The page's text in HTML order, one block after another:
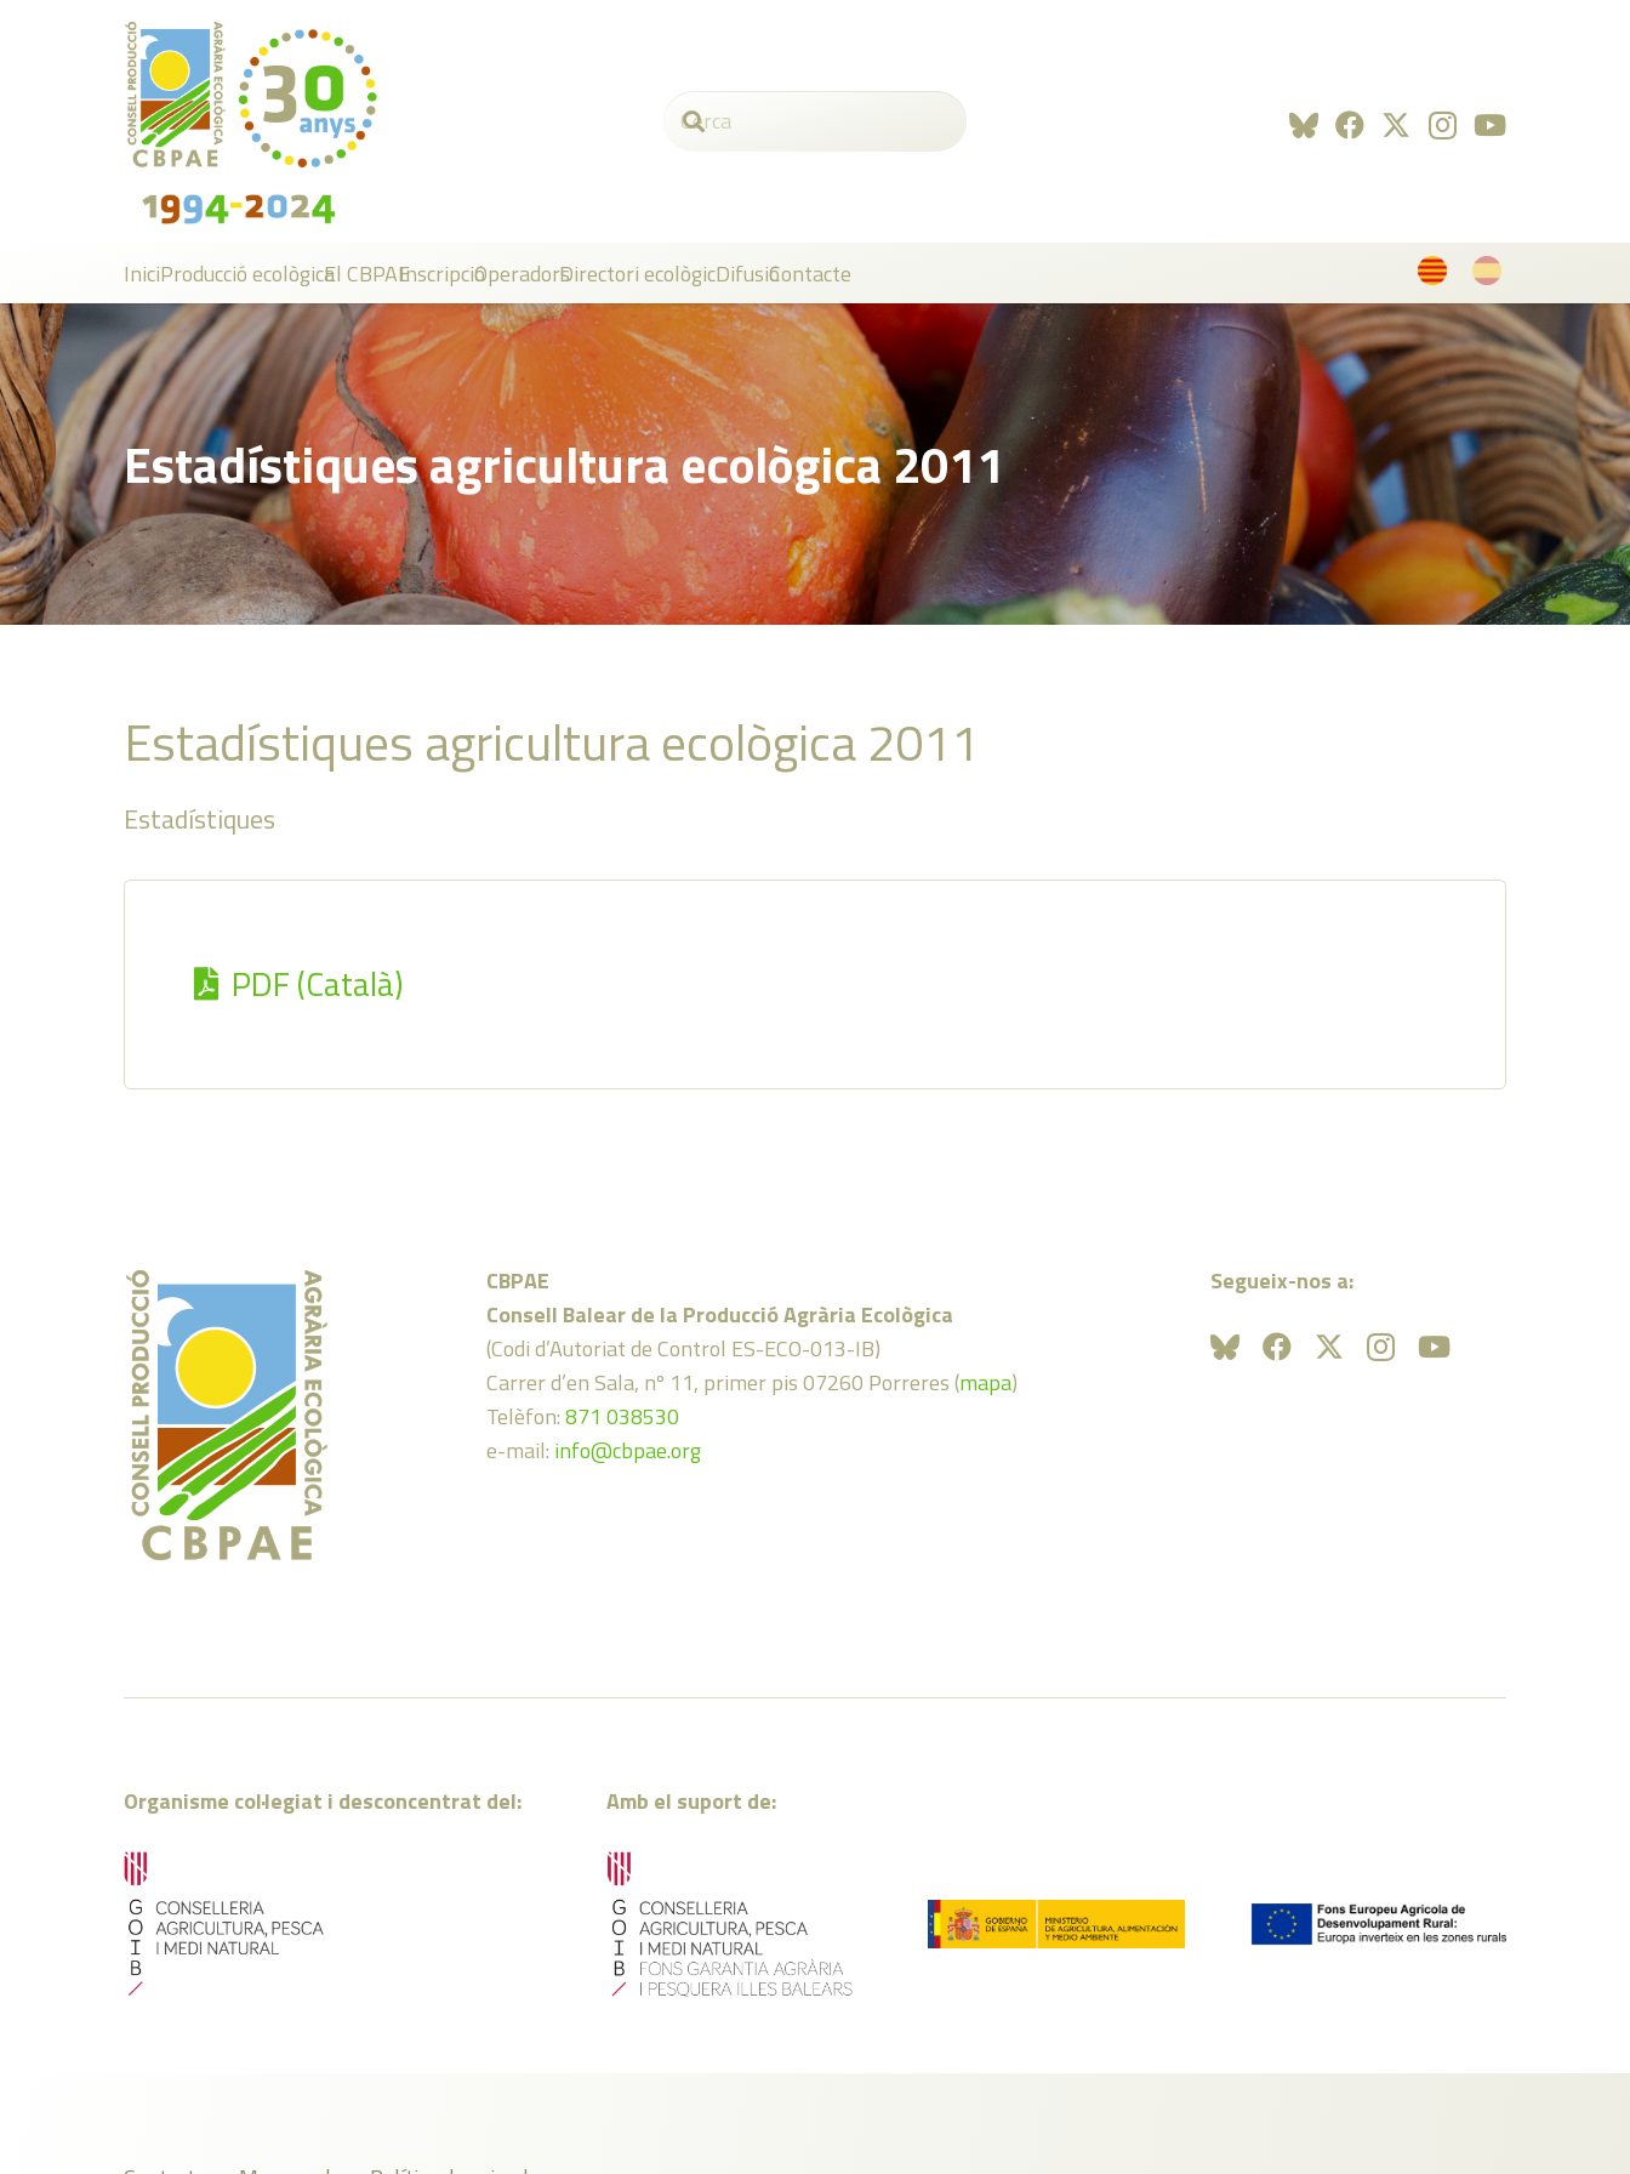
IniciProducció ecològicaEl CBPAEInscripcióOperadorsDirectori ecològicDifusióContacte
Estadístiques agricultura ecològica 2011
Estadístiques agricultura ecològica 2011
Estadístiques
PDF (Català)
CBPAE
Consell Balear de la Producció Agrària Ecològica
(Codi d’Autoriat de Control ES-ECO-013-IB)
Carrer d’en Sala, nº 11, primer pis 07260 Porreres (mapa)
Telèfon:871 038530
e-mail: info@cbpae.org
Segueix-nos a:
Organisme col·legiat i desconcentrat del: Amb el suport de: